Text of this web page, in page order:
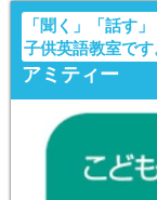
「聞く」「話す
子供英語教室です
アミティー